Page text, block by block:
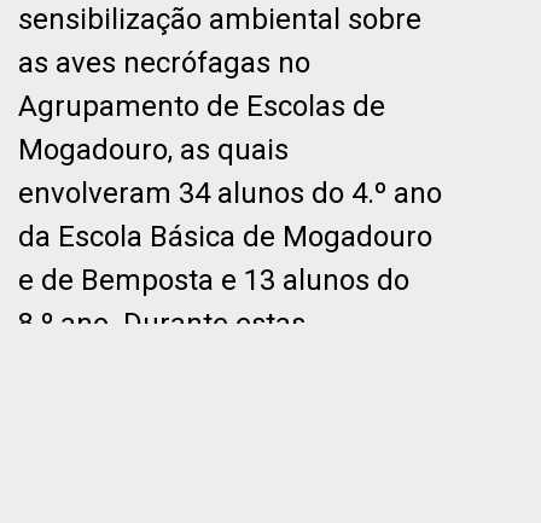
sensibilização ambiental sobre
as aves necrófagas no
Agrupamento de Escolas de
Mogadouro, as quais
envolveram 34 alunos do 4.º ano
da Escola Básica de Mogadouro
e de Bemposta e 13 alunos do
8.º ano. Durante estas